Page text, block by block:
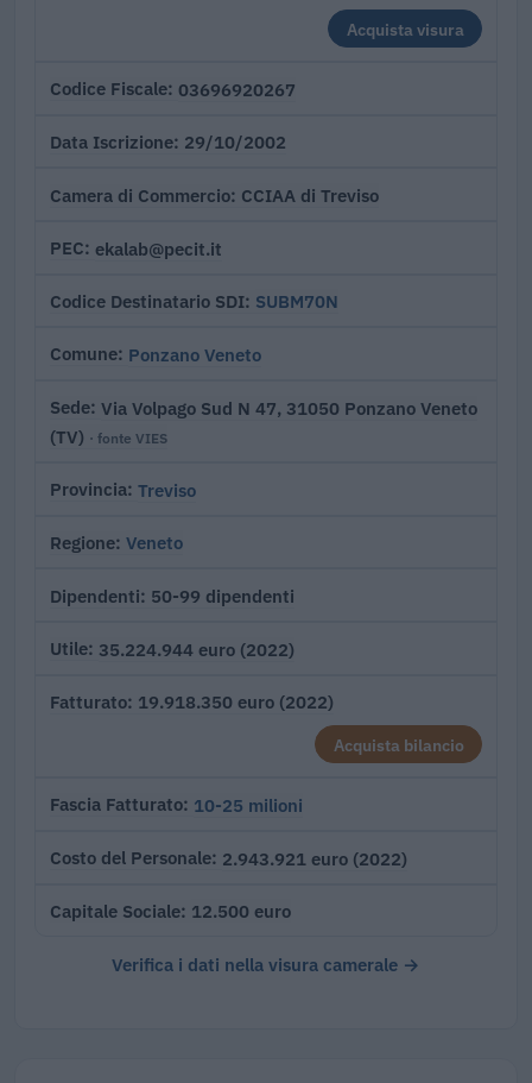
Acquista visura
Codice Fiscale 03696920267
Data Iscrizione 29/10/2002
Camera di Commercio CCIAA di Treviso
PEC ekalab@pecit.it
Codice Destinatario SDI SUBM70N
Comune Ponzano Veneto
Sede Via Volpago Sud N 47, 31050 Ponzano Veneto
(TV) · fonte VIES
Provincia Treviso
Regione Veneto
Dipendenti 50-99 dipendenti
Utile 35.224.944 euro (2022)
Fatturato 19.918.350 euro (2022)
Acquista bilancio
Fascia Fatturato 10-25 milioni
Costo del Personale 2.943.921 euro (2022)
Capitale Sociale 12.500 euro
Verifica i dati nella visura camerale →